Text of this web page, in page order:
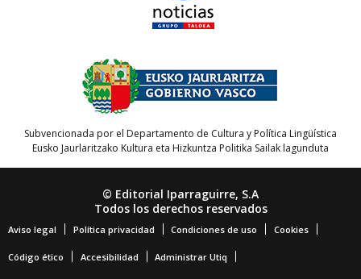
Subvencionada por el Departamento de Cultura y Política Lingüística
Eusko Jaurlaritzako Kultura eta Hizkuntza Politika Sailak lagunduta
© Editorial Iparraguirre, S.A
Todos los derechos reservados
Aviso legal Política privacidad Condiciones de uso Cookies
Código ético Accesibilidad Administrar Utiq